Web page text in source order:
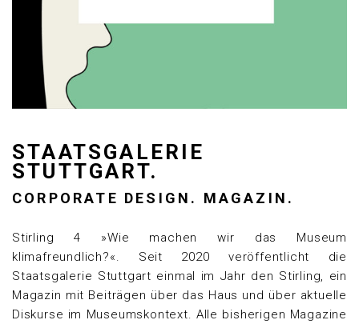
STAATSGALERIE
STUTTGART.
CORPORATE DESIGN. MAGAZIN.
Stirling 4 »Wie machen wir das Museum
klimafreundlich?«. Seit 2020 veröffentlicht die
Staatsgalerie Stuttgart einmal im Jahr den Stirling, ein
Magazin mit Beiträgen über das Haus und über aktuelle
Diskurse im Museumskontext. Alle bisherigen Magazine